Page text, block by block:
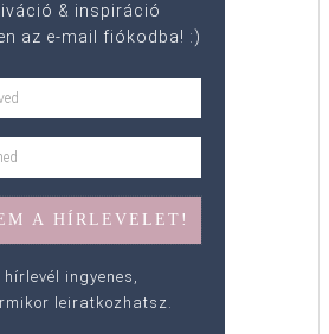
& inspiráció
az e-mail fiókodba! :)
hírlevél ingyenes,
leiratkozhatsz.